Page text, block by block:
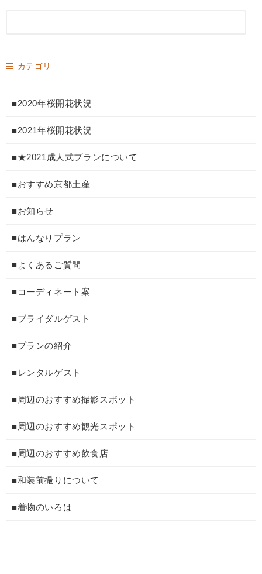
カテゴリ
■2020年桜開花状況
■2021年桜開花状況
■★2021成人式プランについて
■おすすめ京都土産
■お知らせ
■はんなりプラン
■よくあるご質問
■コーディネート案
■ブライダルゲスト
■プランの紹介
■レンタルゲスト
■周辺のおすすめ撮影スポット
■周辺のおすすめ観光スポット
■周辺のおすすめ飲食店
■和装前撮りについて
■着物のいろは